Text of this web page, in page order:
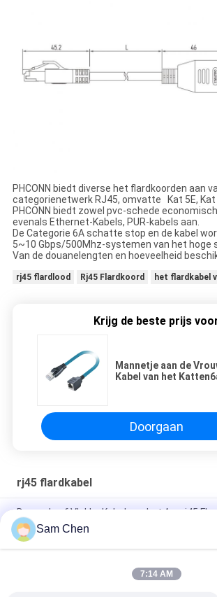
PHCONN biedt diverse het flardkoorden aan
categorienetwerk RJ45, omvatte Kat 5E, Kat
PHCONN biedt zowel pvc-schede
evenals Ethernet-Kabels, PUR-kabels aan.
De Categorie 6A schatte stop en de kabel
5~10 Gbps/500Mhz-systemen van het hoge
Van de douanelengten en hoeveelheid
rj45 flardlood Rj45 Flardkoord het flardkabel
Krijg de beste prijs
Mannetje aan de
Kabel van het
Doorgaan
rj45 flardkabel
De ronde of Vlakke Kabel van het Aaprj45
Telecommunicatie/Computer
8P8C 1 tot 2 RJ45 Ethernet
Sam Chen
7:14 AM